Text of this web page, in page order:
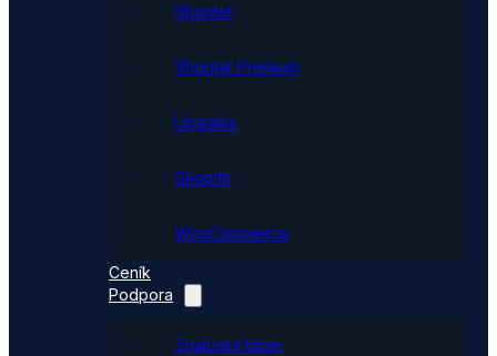
Shoptet
Shoptet Premium
Upgates
Shopify
WooCommerce
Ceník
Podpora
Znalostní báze